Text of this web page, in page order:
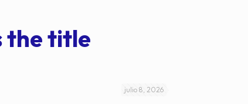
the title
julio 8, 2026